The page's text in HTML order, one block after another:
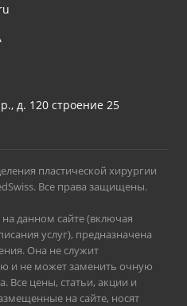
д. 120 строение 25
пластической хирургии
Все права защищены.
данном сайте (включая
услуг), предназначена
Она не служит
и не может заменить очную
Все цены, статьи, акции и
на сайте, носят